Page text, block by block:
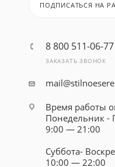
ПОДПИСАТЬСЯ НА
8 800 511-06-77
ЗАКАЗАТЬ ЗВОНОК
Время работы
Понедельник -
9:00 — 21:00
Суббота-
10:00 — 22:00